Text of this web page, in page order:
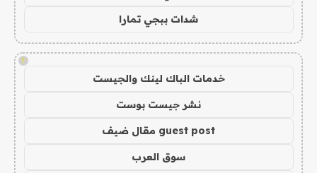
شدات ببجي تمارا
!
خدمات الباك لينك والجيست
نشر جيست بوست
guest post مقال ضيف
سوق العرب